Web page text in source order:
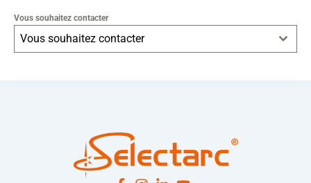
Vous souhaitez contacter
Vous souhaitez contacter